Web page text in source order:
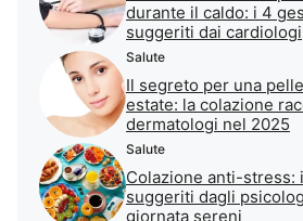
durante il caldo: i 4
suggeriti dai cardiologi
Salute
Il segreto per una
estate: la colazione
dermatologi nel 2025
Salute
Colazione anti-stress:
suggeriti dagli
giornata sereni